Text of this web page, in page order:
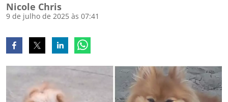
Nicole Chris
9 de julho de 2025 às 07:41